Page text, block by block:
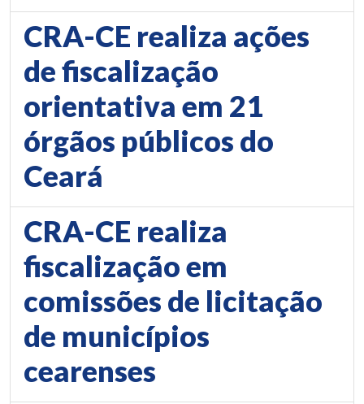
CRA-CE realiza ações
de fiscalização
orientativa em 21
órgãos públicos do
Ceará
CRA-CE realiza
fiscalização em
comissões de licitação
de municípios
cearenses